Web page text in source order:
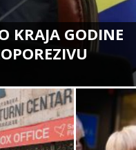
KRAJA GODINE